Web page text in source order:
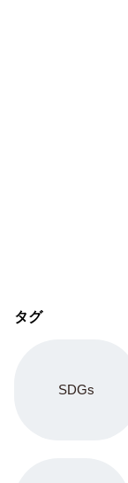
タグ
SDGs